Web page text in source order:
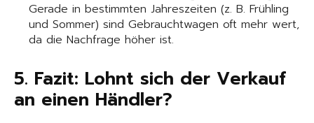
Gerade in bestimmten Jahreszeiten (z. B. Frühling
und Sommer) sind Gebrauchtwagen oft mehr wert,
da die Nachfrage höher ist.
5. Fazit: Lohnt sich der Verkauf
an einen Händler?